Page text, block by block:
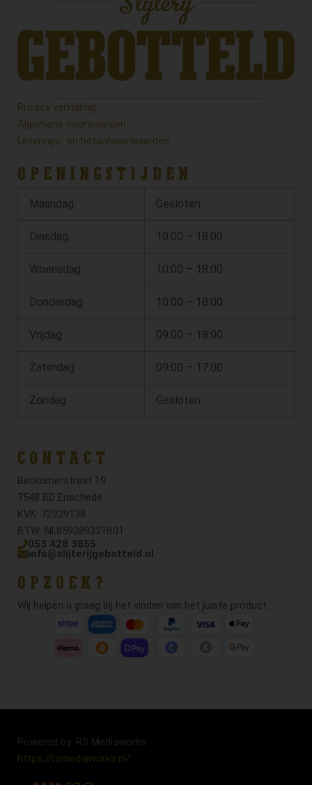
Privacy verklaring
Algemene voorwaarden
Leverings- en betaalvoorwaarden
OPENINGSTIJDEN
Maandag Gesloten
Dinsdag 10:00 – 18:00
Woensdag 10:00 – 18:00
Donderdag 10:00 – 18:00
Vrijdag 09:00 – 18:00
Zaterdag 09:00 – 17:00
Zondag Gesloten
CONTACT
Beckumerstraat 19
7548 BD Enschede
KVK: 72929138
BTW: NL859289321B01
053 428 3855
info@slijterijgebotteld.nl
OPZOEK?
Wij helpen u graag bij het vinden van het juiste product.
Powered by: RS Mediaworks
https://rsmediaworks.nl/